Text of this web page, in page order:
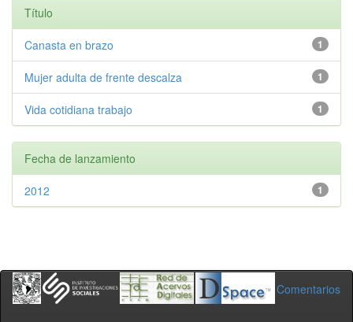
Título
1
Canasta en brazo
1
Mujer adulta de frente descalza
1
Vida cotidiana trabajo
Fecha de lanzamiento
1
2012
Comentarios